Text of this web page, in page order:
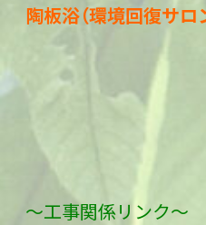
陶板浴（環境回復サロ
～工事関係リンク～